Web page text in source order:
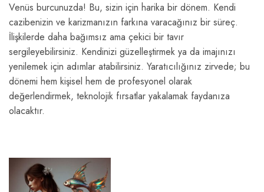
Venüs burcunuzda! Bu, sizin için harika bir dönem. Kendi
cazibenizin ve karizmanızın farkına varacağınız bir süreç.
İlişkilerde daha bağımsız ama çekici bir tavır
sergileyebilirsiniz. Kendinizi güzelleştirmek ya da imajınızı
yenilemek için adımlar atabilirsiniz. Yaratıcılığınız zirvede; bu
dönemi hem kişisel hem de profesyonel olarak
değerlendirmek, teknolojik fırsatlar yakalamak faydanıza
olacaktır.